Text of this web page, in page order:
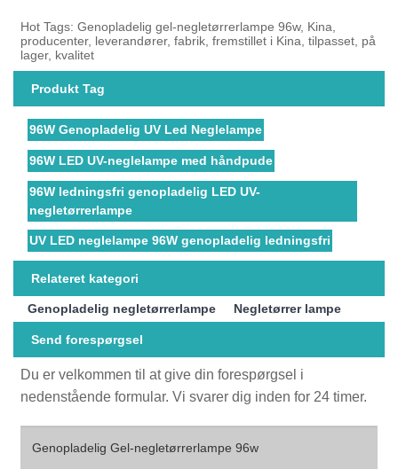
Hot Tags: Genopladelig gel-negletørrerlampe 96w, Kina,
producenter, leverandører, fabrik, fremstillet i Kina, tilpasset, på
lager, kvalitet
Produkt Tag
96W Genopladelig UV Led Neglelampe
96W LED UV-neglelampe med håndpude
96W ledningsfri genopladelig LED UV-
negletørrerlampe
UV LED neglelampe 96W genopladelig ledningsfri
Relateret kategori
Genopladelig negletørrerlampe Negletørrer lampe
Send forespørgsel
Du er velkommen til at give din forespørgsel i
nedenstående formular. Vi svarer dig inden for 24 timer.